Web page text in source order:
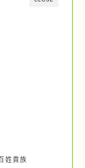
姓貴族